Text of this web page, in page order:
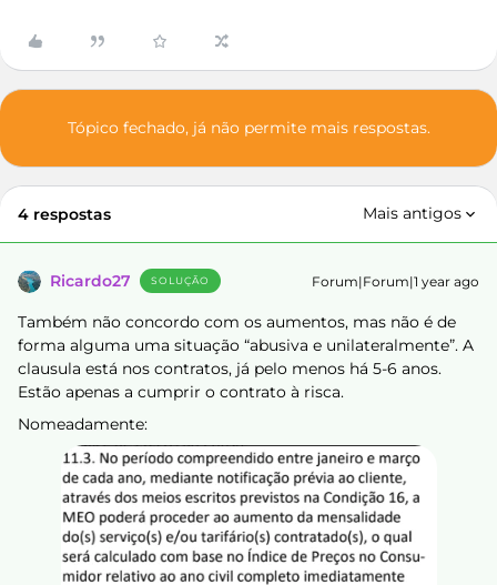
Tópico fechado, já não permite mais respostas.
4 respostas Mais antigos
Ricardo27 SOLUÇÃO Forum|Forum|1 year ago
Também não concordo com os aumentos, mas não é de
forma alguma uma situação “abusiva e unilateralmente”. A
clausula está nos contratos, já pelo menos há 5-6 anos.
Estão apenas a cumprir o contrato à risca.
Nomeadamente: